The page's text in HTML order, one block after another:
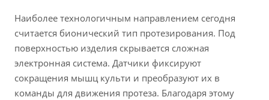
Наиболее технологичным направлением сегодня
считается бионический тип протезирования. Под
поверхностью изделия скрывается сложная
электронная система. Датчики фиксируют
сокращения мышц культи и преобразуют их в
команды для движения протеза. Благодаря этому